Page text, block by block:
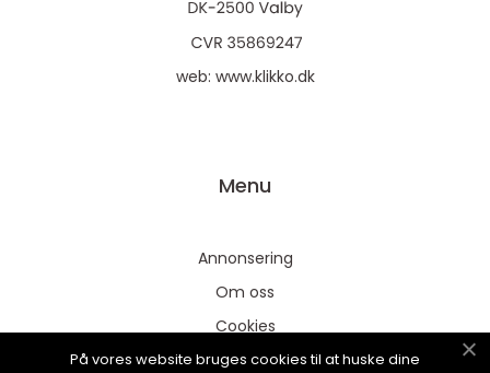
web: www.klikko.dk
Menu
Annonsering
Om oss
Cookies
Kontakta oss
På vores website bruges cookies til at huske dine